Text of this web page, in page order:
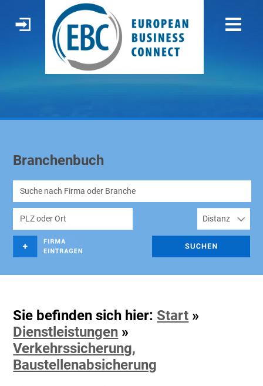
Branchenbuch
Sie befinden sich hier: Start »
Dienstleistungen »
Verkehrssicherung,
Baustellenabsicherung